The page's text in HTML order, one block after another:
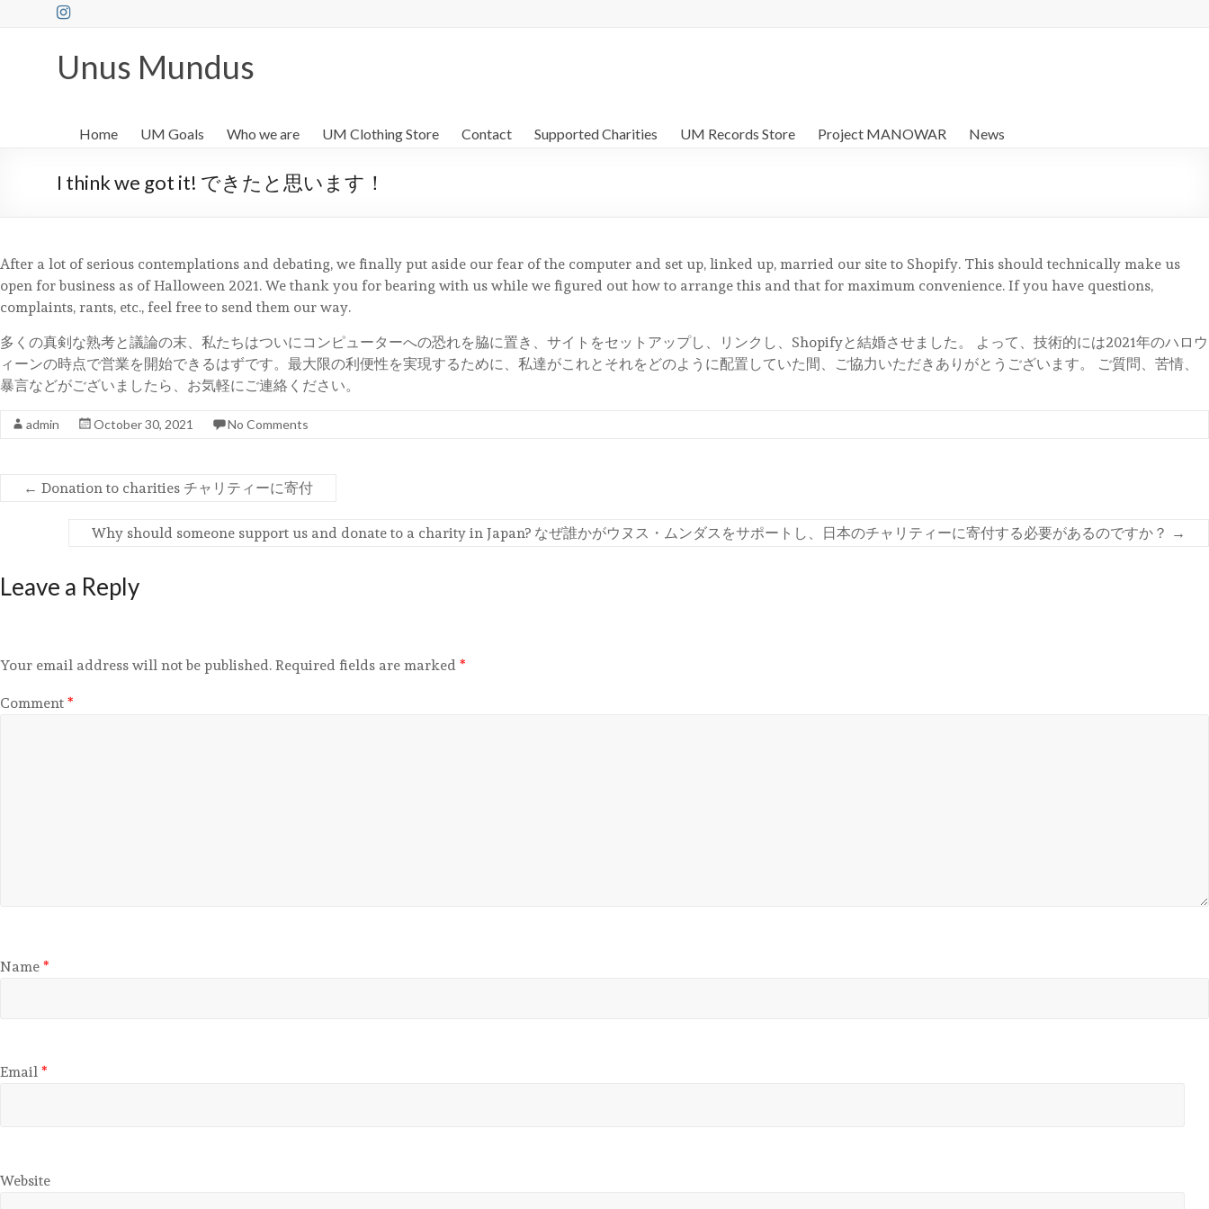
Unus Mundus
Home UM Goals Who we are UM Clothing Store Contact Supported Charities UM Records Store Project MANOWAR News
I think we got it! できたと思います！
After a lot of serious contemplations and debating, we finally put aside our fear of the computer and set up, linked up, married our site to Shopify. This should technically make us
open for business as of Halloween 2021. We thank you for bearing with us while we figured out how to arrange this and that for maximum convenience. If you have questions,
complaints, rants, etc., feel free to send them our way.
多くの真剣な熟考と議論の末、私たちはついにコンピューターへの恐れを脇に置き、サイトをセットアップし、リンクし、Shopifyと結婚させました。 よって、技術的には2021年のハロウ
ィーンの時点で営業を開始できるはずです。最大限の利便性を実現するために、私達がこれとそれをどのように配置していた間、ご協力いただきありがとうございます。 ご質問、苦情、
暴言などがございましたら、お気軽にご連絡ください。
admin October 30, 2021 No Comments
← Donation to charities チャリティーに寄付
Why should someone support us and donate to a charity in Japan? なぜ誰かがウヌス・ムンダスをサポートし、日本のチャリティーに寄付する必要があるのですか？ →
Leave a Reply
Your email address will not be published. Required fields are marked *
Comment *
Name *
Email *
Website